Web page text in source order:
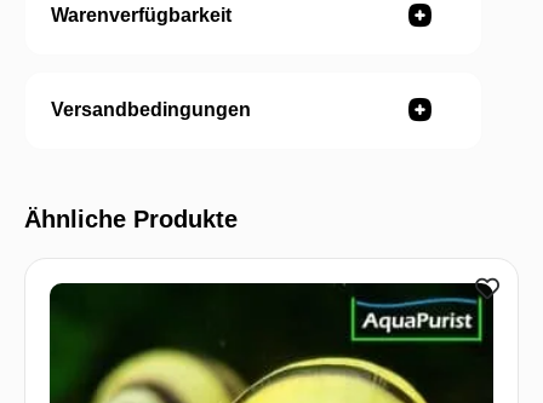
Warenverfügbarkeit
Versandbedingungen
Ähnliche Produkte